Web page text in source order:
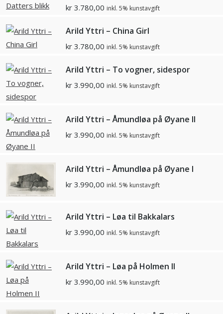
kr 3.780,00 inkl. 5% kunstavgift
Arild Yttri – China Girl
kr 3.780,00 inkl. 5% kunstavgift
Arild Yttri – To vogner, sidespor
kr 3.990,00 inkl. 5% kunstavgift
Arild Yttri – Åmundløa på Øyane II
kr 3.990,00 inkl. 5% kunstavgift
Arild Yttri – Åmundløa på Øyane I
kr 3.990,00 inkl. 5% kunstavgift
Arild Yttri – Løa til Bakkalars
kr 3.990,00 inkl. 5% kunstavgift
Arild Yttri – Løa på Holmen II
kr 3.990,00 inkl. 5% kunstavgift